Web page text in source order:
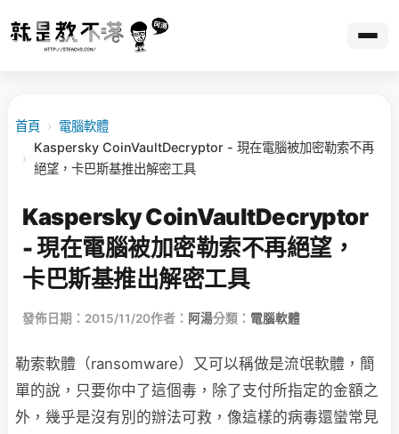
首頁 › 電腦軟體
›
Kaspersky CoinVaultDecryptor - 現在電腦被加密勒索不再
絕望，卡巴斯基推出解密工具
Kaspersky CoinVaultDecryptor
- 現在電腦被加密勒索不再絕望，
卡巴斯基推出解密工具
發佈日期：2015/11/20作者： 阿湯分類： 電腦軟體
勒索軟體（ransomware）又可以稱做是流氓軟體，簡
單的說，只要你中了這個毒，除了支付所指定的金額之
外，幾乎是沒有別的辦法可救，像這樣的病毒還蠻常見